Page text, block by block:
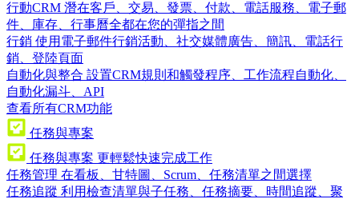
行動CRM 潛在客戶、交易、發票、付款、電話服務、電子郵
件、庫存、行事曆全都在您的彈指之間
行銷 使用電子郵件行銷活動、社交媒體廣告、簡訊、電話行
銷、登陸頁面
自動化與整合 設置CRM規則和觸發程序、工作流程自動化、
自動化漏斗、API
查看所有CRM功能
任務與專案
任務與專案 更輕鬆快速完成工作
任務管理 在看板、甘特圖、Scrum、任務清單之間選擇
任務追蹤 利用檢查清單與子任務、任務摘要、時間追蹤、聚